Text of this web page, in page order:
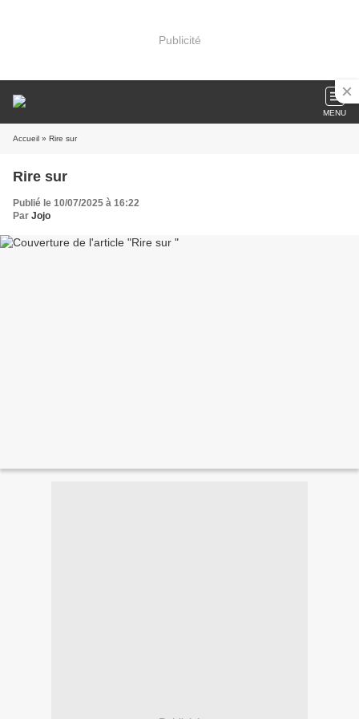
Publicité
MENU
Accueil » Rire sur
Rire sur
Publié le 10/07/2025 à 16:22
Par Jojo